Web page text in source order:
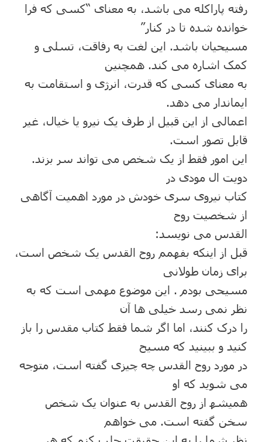
رفته پاراکله می باشد، به معنای “کسی که فرا
خوانده شده تا در کنار”
مسیحیان باشد. این لغت به رفاقت، تسلی و
کمک اشاره می کند. ھمچنین
به معنای کسی که قدرت، انرژی و استقامت به
ایماندار می دھد.
اعمالی از این قبیل از طرف یک نیرو یا خیال، غیر
قابل تصور است.
این امور فقط از یک شخص می تواند سر بزند.
دویت ال مودی در
کتاب نیروی سری خودش در مورد اھمیت آگاھی
از شخصیت روح
القدس می نویسد:
قبل از اینکه بفھمم روح القدس یک شخص است،
برای زمان طولانی
مسیحی بودم . این موضوع مھمی است که به
نظر نمی رسد خیلی ھا آن
را درک کنند، اما اگر شما فقط کتاب مقدس را باز
کنید و ببینید که مسیح
در مورد روح القدس چه چیزی گفته است، متوجه
می شوید که او
ھمیشھ از روح القدس به عنوان یک شخص
سخن گفته است. می خواھم